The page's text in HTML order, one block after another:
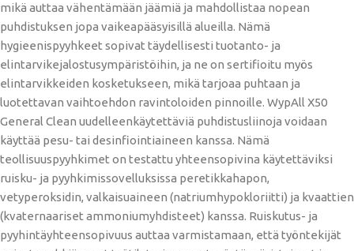
mikä auttaa vähentämään jäämiä ja mahdollistaa nopean
puhdistuksen jopa vaikeapääsyisillä alueilla. Nämä
hygieenispyyhkeet sopivat täydellisesti tuotanto- ja
elintarvikejalostusympäristöihin, ja ne on sertifioitu myös
elintarvikkeiden kosketukseen, mikä tarjoaa puhtaan ja
luotettavan vaihtoehdon ravintoloiden pinnoille. WypAll X50
General Clean uudelleenkäytettäviä puhdistusliinoja voidaan
käyttää pesu- tai desinfiointiaineen kanssa. Nämä
teollisuuspyyhkimet on testattu yhteensopivina käytettäviksi
ruisku- ja pyyhkimissovelluksissa peretikkahapon,
vetyperoksidin, valkaisuaineen (natriumhypokloriitti) ja kvaattien
(kvaternaariset ammoniumyhdisteet) kanssa. Ruiskutus- ja
pyyhintäyhteensopivuus auttaa varmistamaan, että työntekijät